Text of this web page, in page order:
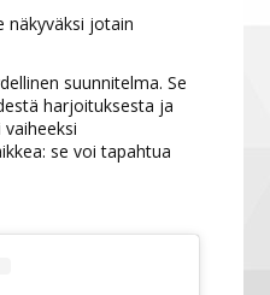
näkyväksi jotain
suunnitelma. Se
harjoituksesta ja
se voi tapahtua